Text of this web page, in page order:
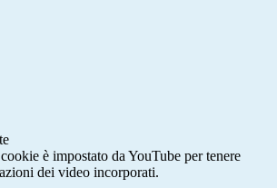
è impostato da YouTube per tenere
dei video incorporati.